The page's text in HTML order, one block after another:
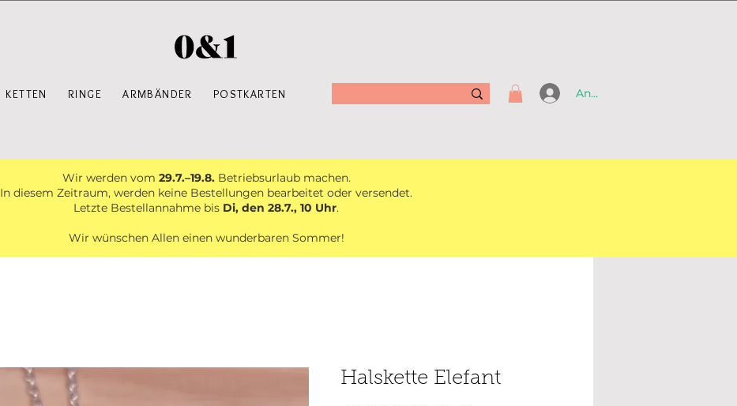
KETTEN RINGE ARMBÄNDER POSTKARTEN Anmelden
Wir werden vom 29.7.–19.8.Betriebsurlaub machen.
In diesem Zeitraum, werden keine Bestellungen bearbeitet oder versendet.
Letzte Bestellannahme bis Di, den 28.7., 10 Uhr.
Wir wünschen Allen einen wunderbaren Sommer!
Halskette Elefant